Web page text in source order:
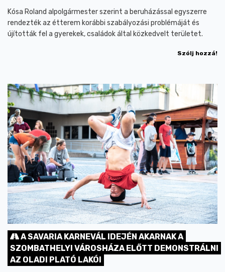
Kósa Roland alpolgármester szerint a beruházással egyszerre
rendezték az étterem korábbi szabályozási problémáját és
újították fel a gyerekek, családok által közkedvelt területet.
Szólj hozzá!
A SAVARIA KARNEVÁL IDEJÉN AKARNAK A
SZOMBATHELYI VÁROSHÁZA ELŐTT DEMONSTRÁLNI
AZ OLADI PLATÓ LAKÓI